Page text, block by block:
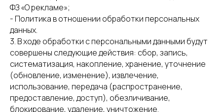
ФЗ «О рекламе»;
- Политика в отношении обработки персональных
данных.
3. В ходе обработки с персональными данными будут
совершены следующие действия: сбор, запись,
систематизация, накопление, хранение, уточнение
(обновление, изменение), извлечение,
использование, передача (распространение,
предоставление, доступ), обезличивание,
блокирование, удаление, уничтожение.